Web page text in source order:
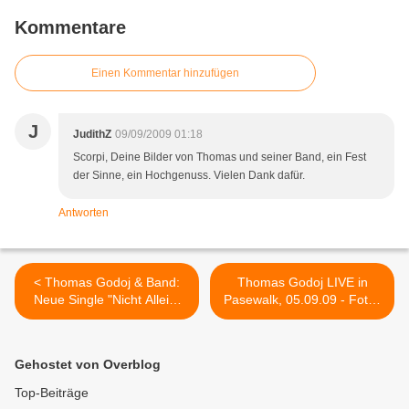
Kommentare
Einen Kommentar hinzufügen
J JudithZ 09/09/2009 01:18
Scorpi, Deine Bilder von Thomas und seiner Band, ein Fest
der Sinne, ein Hochgenuss. Vielen Dank dafür.
Antworten
< Thomas Godoj & Band:
Neue Single "Nicht Allein"
(kurze Hörprobe)
Thomas Godoj LIVE in
Pasewalk, 05.09.09 - Fotos
(3) >
Gehostet von Overblog
Top-Beiträge